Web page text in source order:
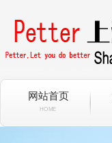
网站首页
HOME